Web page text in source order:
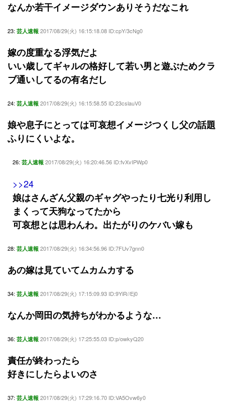
なんか若干イメージダウンありそうだなこれ
23: 芸人速報 2017/08/29(火) 16:15:18.08 ID:cpY/3cNg0
嫁の度重なる浮気だよ
いい歳してギャルの格好して若い男と遊ぶためクラ
ブ通いしてるの有名だし
24: 芸人速報 2017/08/29(火) 16:15:58.55 ID:23cslauV0
娘や息子にとっては可哀想イメージつくし父の話題
ふりにくいよな。
26: 芸人速報 2017/08/29(火) 16:20:46.56 ID:fvXvIPWp0
>>24
娘はさんざん父親のギャグやったり七光り利用し
まくって天狗なってたから
可哀想とは思わんわ。出たがりのケバい嫁も
28: 芸人速報 2017/08/29(火) 16:34:56.96 ID:7FUv7gnn0
あの嫁は見ていてムカムカする
34: 芸人速報 2017/08/29(火) 17:15:09.93 ID:9YiR//Ej0
なんか岡田の気持ちがわかるような…
36: 芸人速報 2017/08/29(火) 17:25:55.03 ID:p/owkyQ20
責任が終わったら
好きにしたらよいのさ
37: 芸人速報 2017/08/29(火) 17:29:16.70 ID:VA5Ovw6y0